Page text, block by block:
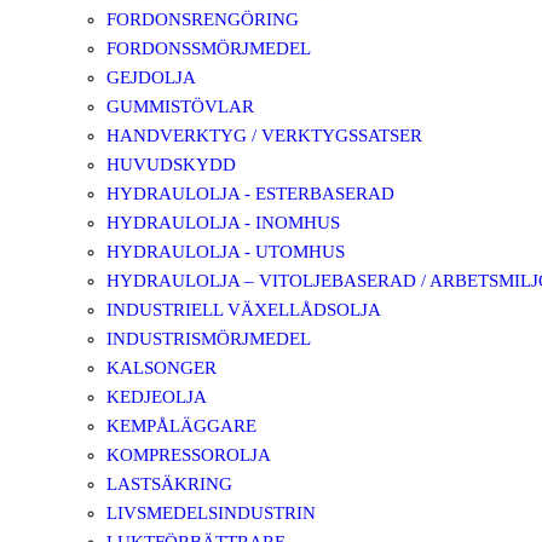
FORDONSRENGÖRING
FORDONSSMÖRJMEDEL
GEJDOLJA
GUMMISTÖVLAR
HANDVERKTYG / VERKTYGSSATSER
HUVUDSKYDD
HYDRAULOLJA - ESTERBASERAD
HYDRAULOLJA - INOMHUS
HYDRAULOLJA - UTOMHUS
HYDRAULOLJA – VITOLJEBASERAD /
INDUSTRIELL VÄXELLÅDSOLJA
INDUSTRISMÖRJMEDEL
KALSONGER
KEDJEOLJA
KEMPÅLÄGGARE
KOMPRESSOROLJA
LASTSÄKRING
LIVSMEDELSINDUSTRIN